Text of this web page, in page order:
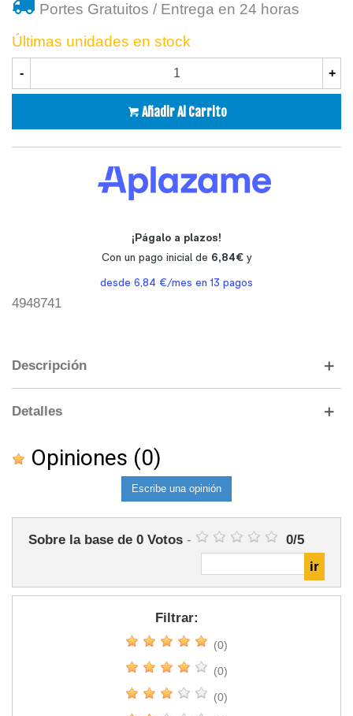
Portes Gratuitos / Entrega en 24 horas
Últimas unidades en stock
- +
Añadir Al Carrito
4948741
Descripción
Detalles
Opiniones (0)
Escribe una opinión
Sobre la base de 0 Votos - 0/5
Filtrar:
(0)
(0)
(0)